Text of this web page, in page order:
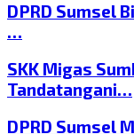
DPRD Sumsel
…
SKK Migas
Tandatangani…
DPRD Sumsel